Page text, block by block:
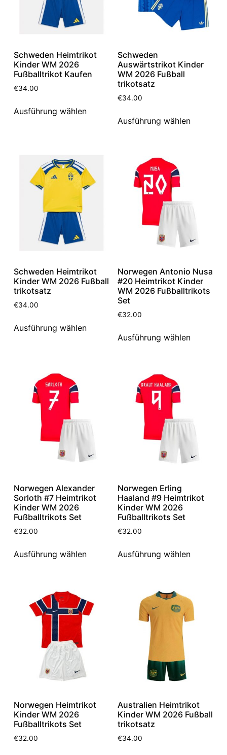
Schweden Heimtrikot
Kinder WM 2026
Fußballtrikot Kaufen
€34.00
Ausführung wählen
Schweden
Auswärtstrikot Kinder
WM 2026 Fußball
trikotsatz
€34.00
Ausführung wählen
Schweden Heimtrikot
Kinder WM 2026 Fußball
trikotsatz
€34.00
Ausführung wählen
Norwegen Antonio Nusa
#20 Heimtrikot Kinder
WM 2026 Fußballtrikots
Set
€32.00
Ausführung wählen
Norwegen Alexander
Sorloth #7 Heimtrikot
Kinder WM 2026
Fußballtrikots Set
€32.00
Ausführung wählen
Norwegen Erling
Haaland #9 Heimtrikot
Kinder WM 2026
Fußballtrikots Set
€32.00
Ausführung wählen
Norwegen Heimtrikot
Kinder WM 2026
Fußballtrikots Set
€32.00
Australien Heimtrikot
Kinder WM 2026 Fußball
trikotsatz
€34.00